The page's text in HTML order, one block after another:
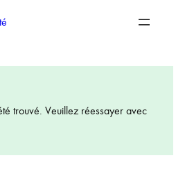
trouvé. Veuillez réessayer avec